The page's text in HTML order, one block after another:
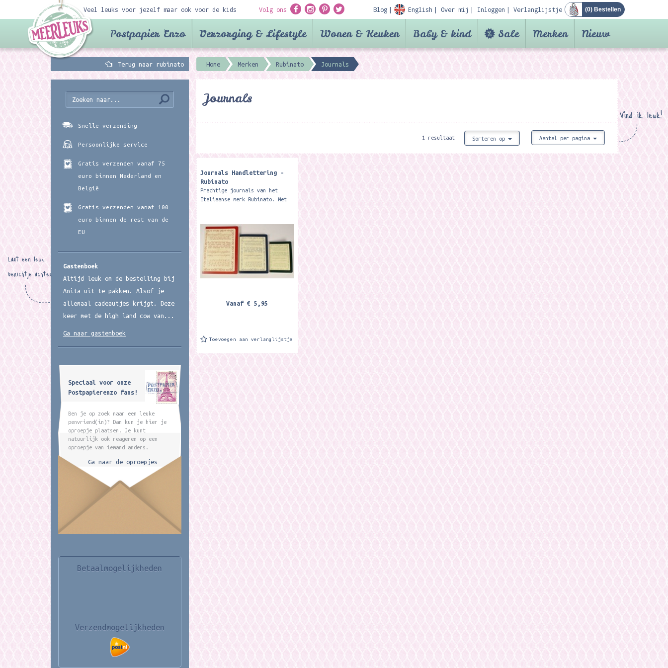
Veel leuks voor jezelf maar ook voor de kids Volg ons Blog English Over mij Inloggen Verlanglijstje (0) Bestellen
Postpapier Enzo Verzorging & Lifestyle Wonen & Keuken Baby & kind Sale Merken Nieuw
Terug naar rubinato Home Merken Rubinato Journals
Vind ik leuk!
Journals
1 resultaat Sorteren op Aantal per pagina
Journals Handlettering -
Rubinato
Prachtige journals van het
Italiaanse merk Rubinato. Met
formaten 20,5 x 14,5 cm. en
16,5 x...
Vanaf € 5,95
Toevoegen aan verlanglijstje
Snelle verzending
Persoonlijke service
Gratis verzenden vanaf 75
euro binnen Nederland en
België
Gratis verzenden vanaf 100
euro binnen de rest van de
EU
Gastenboek
Altijd leuk om de bestelling bij
Anita uit te pakken. Alsof je
allemaal cadeautjes krijgt. Deze
keer met de high land cow van...
Laat een leuk
berichtje achter
Ga naar gastenboek
Speciaal voor onze
Postpapierenzo fans!
Ben je op zoek naar een leuke
penvriend(in)? Dan kun je hier je
oproepje plaatsen. Je kunt
natuurlijk ook reageren op een
oproepje van iemand anders.
Ga naar de oproepjes
Betaalmogelijkheden
Verzendmogelijkheden